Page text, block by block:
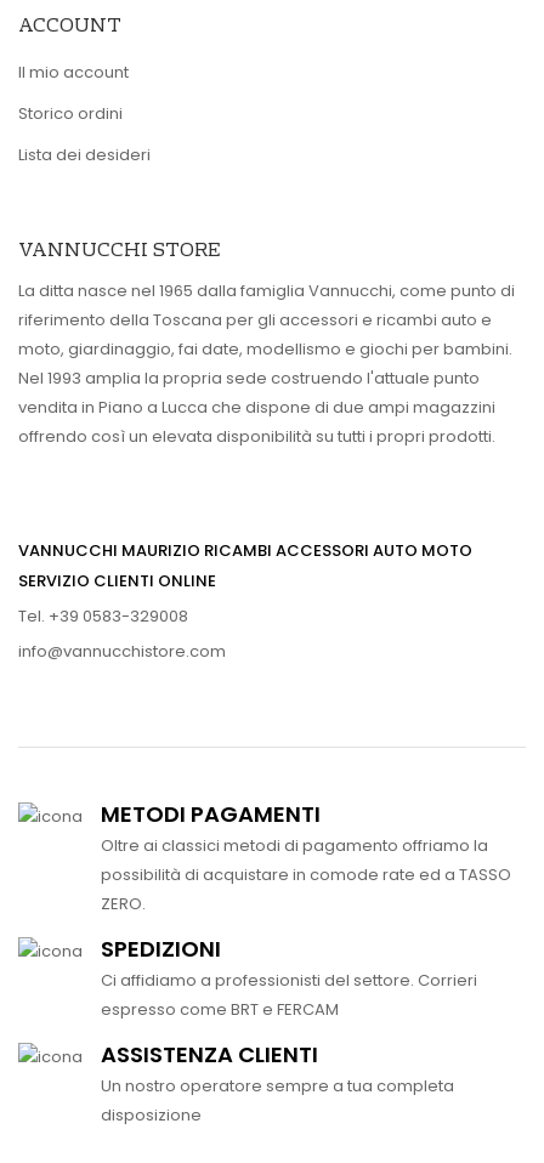
ACCOUNT
Il mio account
Storico ordini
Lista dei desideri
VANNUCCHI STORE
La ditta nasce nel 1965 dalla famiglia Vannucchi, come punto di
riferimento della Toscana per gli accessori e ricambi auto e
moto, giardinaggio, fai date, modellismo e giochi per bambini.
Nel 1993 amplia la propria sede costruendo l'attuale punto
vendita in Piano a Lucca che dispone di due ampi magazzini
offrendo così un elevata disponibilità su tutti i propri prodotti.
VANNUCCHI MAURIZIO RICAMBI ACCESSORI AUTO MOTO
SERVIZIO CLIENTI ONLINE
Tel. +39 0583-329008
info@vannucchistore.com
METODI PAGAMENTI
Oltre ai classici metodi di pagamento offriamo la
possibilità di acquistare in comode rate ed a TASSO
ZERO.
SPEDIZIONI
Ci affidiamo a professionisti del settore. Corrieri
espresso come BRT e FERCAM
ASSISTENZA CLIENTI
Un nostro operatore sempre a tua completa
disposizione